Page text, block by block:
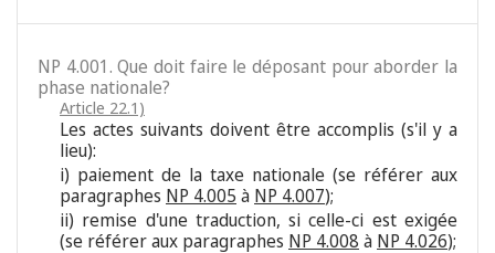
NP 4.001. Que doit faire le déposant pour aborder la
phase nationale?
Article 22.1)
Les actes suivants doivent être accomplis (s'il y a
lieu):
i) paiement de la taxe nationale (se référer aux
paragraphes NP 4.005 à NP 4.007);
ii) remise d'une traduction, si celle-ci est exigée
(se référer aux paragraphes NP 4.008 à NP 4.026);